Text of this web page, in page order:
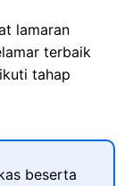
lamaran
terbaik
tahap
beserta